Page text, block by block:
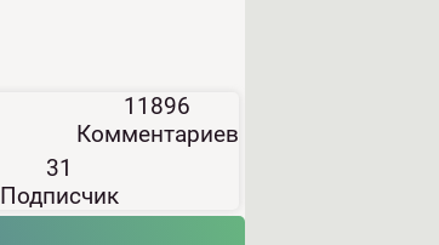
11896
Комментариев
31
Подписчик